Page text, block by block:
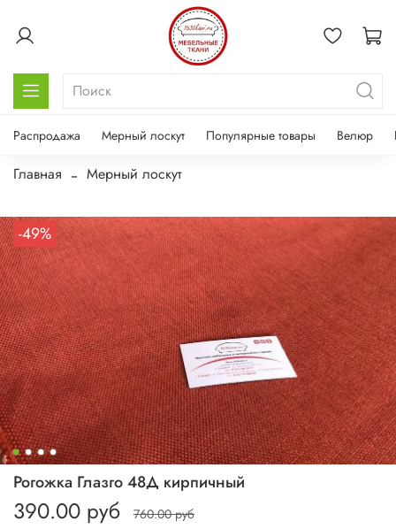
Распродажа Мерный лоскут Популярные товары Велюр
Главная Мерный лоскут
-49%
Рогожка Глазго 48Д кирпичный
390.00 руб 760.00 руб